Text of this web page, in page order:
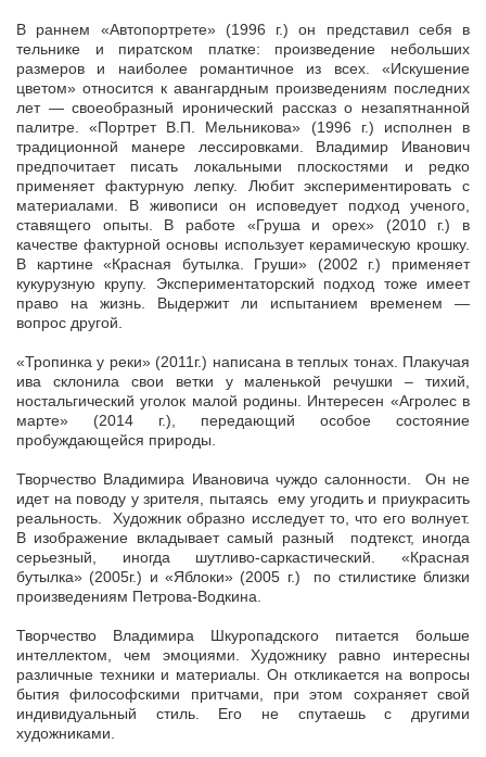
В раннем «Автопортрете» (1996 г.) он представил себя в
тельнике и пиратском платке: произведение небольших
размеров и наиболее романтичное из всех. «Искушение
цветом» относится к авангардным произведениям последних
лет — своеобразный иронический рассказ о незапятнанной
палитре. «Портрет В.П. Мельникова» (1996 г.) исполнен в
традиционной манере лессировками. Владимир Иванович
предпочитает писать локальными плоскостями и редко
применяет фактурную лепку. Любит экспериментировать с
материалами. В живописи он исповедует подход ученого,
ставящего опыты. В работе «Груша и орех» (2010 г.) в
качестве фактурной основы использует керамическую крошку.
В картине «Красная бутылка. Груши» (2002 г.) применяет
кукурузную крупу. Экспериментаторский подход тоже имеет
право на жизнь. Выдержит ли испытанием временем —
вопрос другой.
«Тропинка у реки» (2011г.) написана в теплых тонах. Плакучая
ива склонила свои ветки у маленькой речушки – тихий,
ностальгический уголок малой родины. Интересен «Агролес в
марте» (2014 г.), передающий особое состояние
пробуждающейся природы.
Творчество Владимира Ивановича чуждо салонности. Он не
идет на поводу у зрителя, пытаясь ему угодить и приукрасить
реальность. Художник образно исследует то, что его волнует.
В изображение вкладывает самый разный подтекст, иногда
серьезный, иногда шутливо-саркастический. «Красная
бутылка» (2005г.) и «Яблоки» (2005 г.) по стилистике близки
произведениям Петрова-Водкина.
Творчество Владимира Шкуропадского питается больше
интеллектом, чем эмоциями. Художнику равно интересны
различные техники и материалы. Он откликается на вопросы
бытия философскими притчами, при этом сохраняет свой
индивидуальный стиль. Его не спутаешь с другими
художниками.